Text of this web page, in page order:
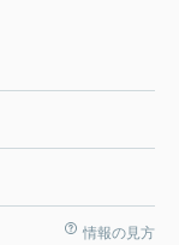
情報の見方